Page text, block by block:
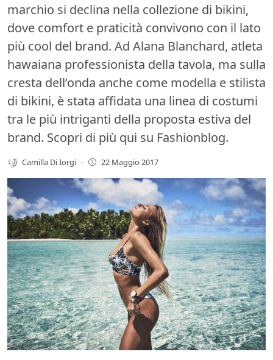
marchio si declina nella collezione di bikini,
dove comfort e praticità convivono con il lato
più cool del brand. Ad Alana Blanchard, atleta
hawaiana professionista della tavola, ma sulla
cresta dell’onda anche come modella e stilista
di bikini, è stata affidata una linea di costumi
tra le più intriganti della proposta estiva del
brand. Scopri di più qui su Fashionblog.
Camilla Di Iorgi - 22 Maggio 2017